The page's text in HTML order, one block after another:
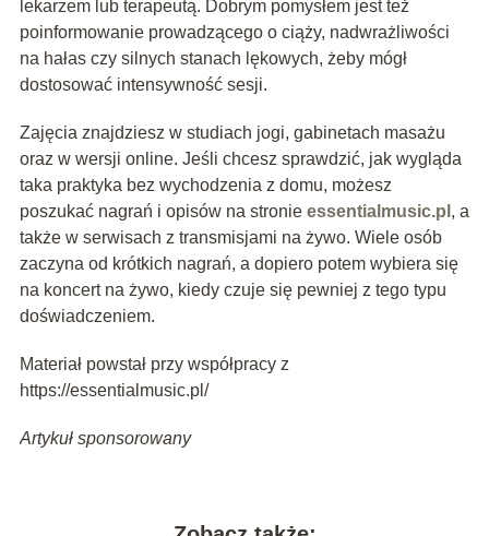
lekarzem lub terapeutą. Dobrym pomysłem jest też
poinformowanie prowadzącego o ciąży, nadwrażliwości
na hałas czy silnych stanach lękowych, żeby mógł
dostosować intensywność sesji.
Zajęcia znajdziesz w studiach jogi, gabinetach masażu
oraz w wersji online. Jeśli chcesz sprawdzić, jak wygląda
taka praktyka bez wychodzenia z domu, możesz
poszukać nagrań i opisów na stronie essentialmusic.pl , a
także w serwisach z transmisjami na żywo. Wiele osób
zaczyna od krótkich nagrań, a dopiero potem wybiera się
na koncert na żywo, kiedy czuje się pewniej z tego typu
doświadczeniem.
Materiał powstał przy współpracy z
https://essentialmusic.pl/
Artykuł sponsorowany